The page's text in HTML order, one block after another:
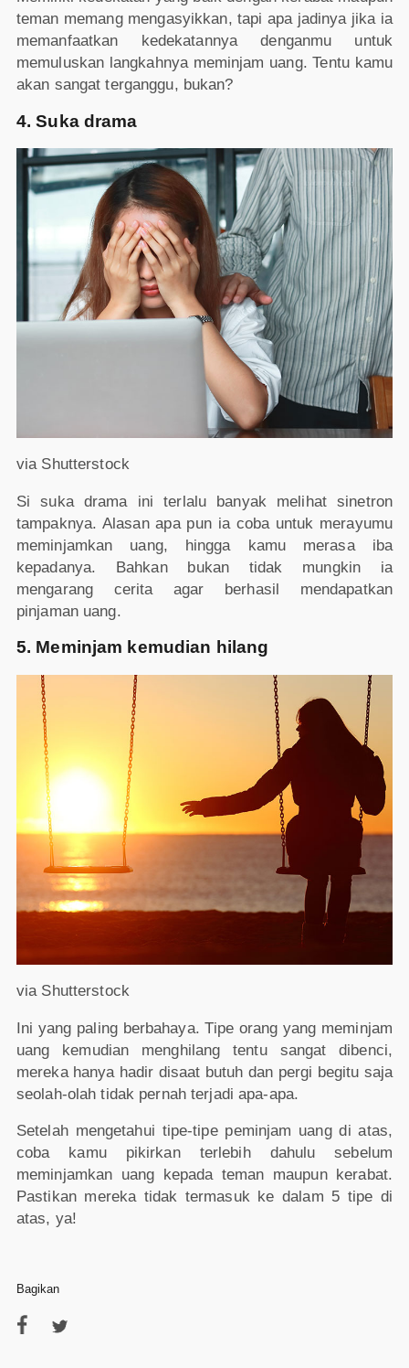
teman memang mengasyikkan, tapi apa jadinya jika ia
memanfaatkan kedekatannya denganmu untuk
memuluskan langkahnya meminjam uang. Tentu kamu
akan sangat terganggu, bukan?
4. Suka drama
via Shutterstock
Si suka drama ini terlalu banyak melihat sinetron
tampaknya. Alasan apa pun ia coba untuk merayumu
meminjamkan uang, hingga kamu merasa iba
kepadanya. Bahkan bukan tidak mungkin ia
mengarang cerita agar berhasil mendapatkan
pinjaman uang.
5. Meminjam kemudian hilang
via Shutterstock
Ini yang paling berbahaya. Tipe orang yang meminjam
uang kemudian menghilang tentu sangat dibenci,
mereka hanya hadir disaat butuh dan pergi begitu saja
seolah-olah tidak pernah terjadi apa-apa.
Setelah mengetahui tipe-tipe peminjam uang di atas,
coba kamu pikirkan terlebih dahulu sebelum
meminjamkan uang kepada teman maupun kerabat.
Pastikan mereka tidak termasuk ke dalam 5 tipe di
atas, ya!
Bagikan